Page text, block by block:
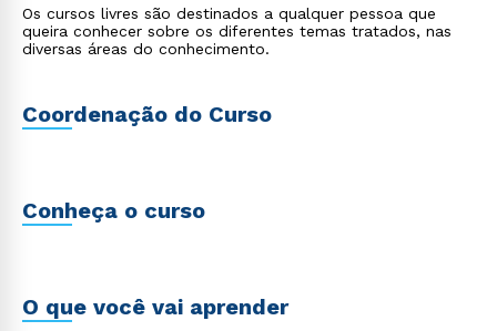
Os cursos livres são destinados a qualquer pessoa que
queira conhecer sobre os diferentes temas tratados, nas
diversas áreas do conhecimento.
Coordenação do Curso
Conheça o curso
O que você vai aprender